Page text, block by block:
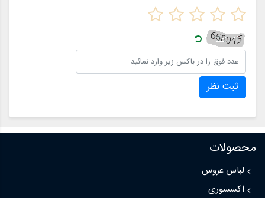
ثبت نظر
محصولات
لباس عروس
اکسسوری